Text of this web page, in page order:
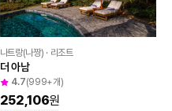
나트랑(나짱) · 리조트
더 아남
4.7(999+개)
252,106원